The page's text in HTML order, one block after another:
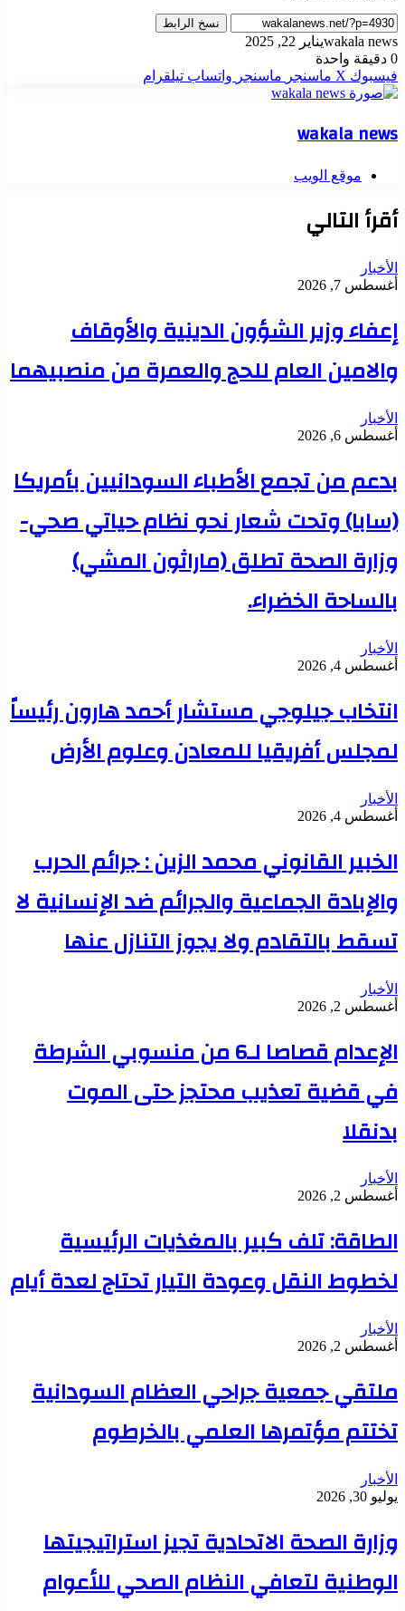
نسخ الرابط
wakala newsيناير 22, 2025
0 دقيقة واحدة
فيسبوك ‫X ماسنجر ماسنجر واتساب تيلقرام
wakala news
موقع الويب
أقرأ التالي
الأخبار
أغسطس 7, 2026
إعفاء وزير الشؤون الدينية والأوقاف
والامين العام للحج والعمرة من منصبيهما
الأخبار
أغسطس 6, 2026
بدعم من تجمع الأطباء السودانيين بأمريكا
(سابا) وتحت شعار نحو نظام حياتي صحي-
وزارة الصحة تطلق (ماراثون المشي)
بالساحة الخضراء.
الأخبار
أغسطس 4, 2026
انتخاب جيلوجي مستشار أحمد هارون رئيساً
لمجلس أفريقيا للمعادن وعلوم الأرض
الأخبار
أغسطس 4, 2026
الخبير القانوني محمد الزين : جرائم الحرب
والإبادة الجماعية والجرائم ضد الإنسانية لا
تسقط بالتقادم ولا يجوز التنازل عنها
الأخبار
أغسطس 2, 2026
الإعدام قصاصا لـ6 من منسوبي الشرطة
في قضية تعذيب محتجز حتى الموت
بدنقلا
الأخبار
أغسطس 2, 2026
الطاقة: تلف كبير بالمغذيات الرئيسية
لخطوط النقل وعودة التيار تحتاج لعدة أيام
الأخبار
أغسطس 2, 2026
ملتقي جمعية جراحي العظام السودانية
تختتم مؤتمرها العلمي بالخرطوم
الأخبار
يوليو 30, 2026
وزارة الصحة الاتحادية تجيز استراتيجيتها
الوطنية لتعافي النظام الصحي للأعوام